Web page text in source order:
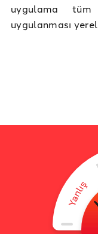
uygulama tüm
uygulanması